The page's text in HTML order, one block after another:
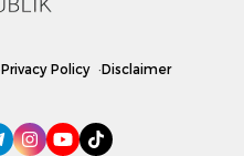
Privacy Policy Disclaimer